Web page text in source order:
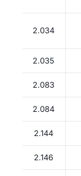
2.034
2.035
2.083
2.084
2.144
2.146